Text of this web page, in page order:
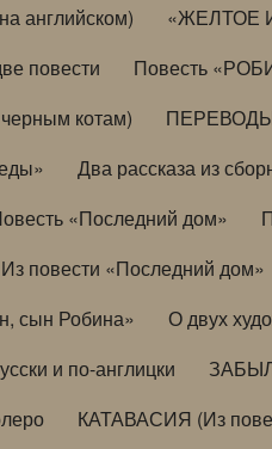
английском)
«ЖЕЛТОЕ
повести Повесть
котам)
Два рассказа из
«Последний дом»
Из повести «Последний дом»
сын Робина»
О двух
и по-англицки
КАТАВАСИЯ (Из